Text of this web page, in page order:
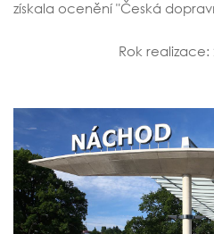
získala ocenění "Česká
Rok realizace: